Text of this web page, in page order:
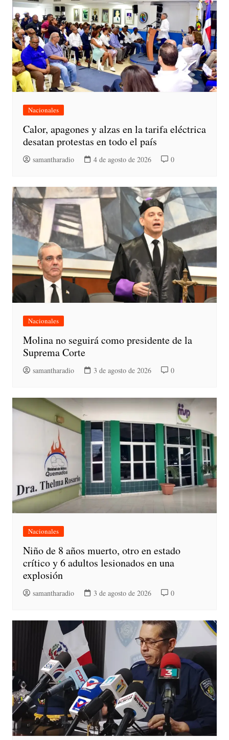
Nacionales
Calor, apagones y alzas en la tarifa eléctrica
desatan protestas en todo el país
samantharadio 4 de agosto de 2026 0
Nacionales
Molina no seguirá como presidente de la
Suprema Corte
samantharadio 3 de agosto de 2026 0
Nacionales
Niño de 8 años muerto, otro en estado
crítico y 6 adultos lesionados en una
explosión
samantharadio 3 de agosto de 2026 0